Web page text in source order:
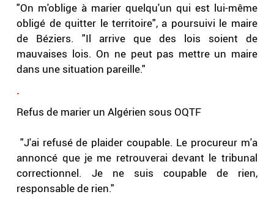
"On m'oblige à marier quelqu'un qui est lui-même
obligé de quitter le territoire", a poursuivi le maire
de Béziers. "Il arrive que des lois soient de
mauvaises lois. On ne peut pas mettre un maire
dans une situation pareille."
.
Refus de marier un Algérien sous OQTF
️ "J'ai refusé de plaider coupable. Le procureur m'a
annoncé que je me retrouverai devant le tribunal
correctionnel. Je ne suis coupable de rien,
responsable de rien."